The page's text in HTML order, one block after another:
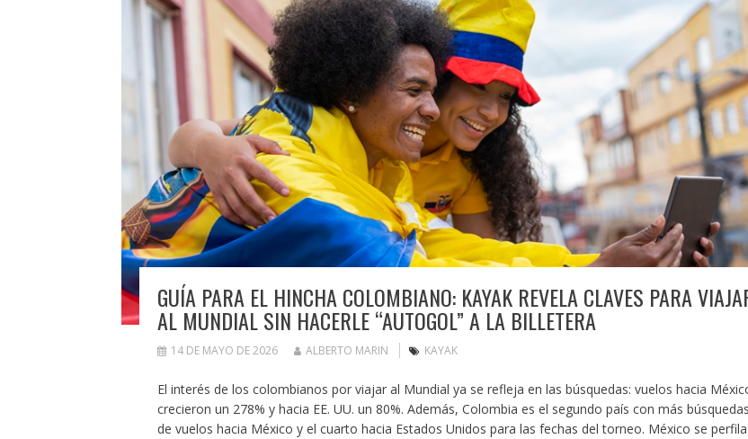
GUÍA PARA EL HINCHA COLOMBIANO: KAYAK REVELA CLAVES PARA
AL MUNDIAL SIN HACERLE “AUTOGOL” A LA BILLETERA
14 DE MAYO DE 2026 ALBERTO MARIN KAYAK
El interés de los colombianos por viajar al Mundial ya se refleja en las búsquedas: vuelos hacia
crecieron un 278% y hacia EE. UU. un 80%. Además, Colombia es el segundo país con más búsquedas
de vuelos hacia México y el cuarto hacia Estados Unidos para las fechas del torneo. México se perfila